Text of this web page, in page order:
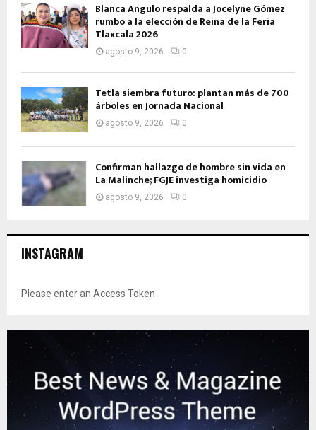
Blanca Angulo respalda a Jocelyne Gómez
rumbo a la elección de Reina de la Feria
Tlaxcala 2026
agosto 9, 2026 0
Tetla siembra futuro: plantan más de 700
árboles en Jornada Nacional
agosto 9, 2026 0
Confirman hallazgo de hombre sin vida en
La Malinche; FGJE investiga homicidio
agosto 9, 2026 0
INSTAGRAM
Please enter an Access Token